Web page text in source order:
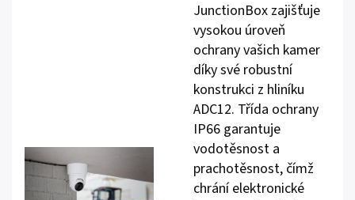
JunctionBox zajišťuje
vysokou úroveň
ochrany vašich kamer
díky své robustní
konstrukci z hliníku
ADC12. Třída ochrany
IP66 garantuje
vodotěsnost a
prachotěsnost, čímž
chrání elektronické